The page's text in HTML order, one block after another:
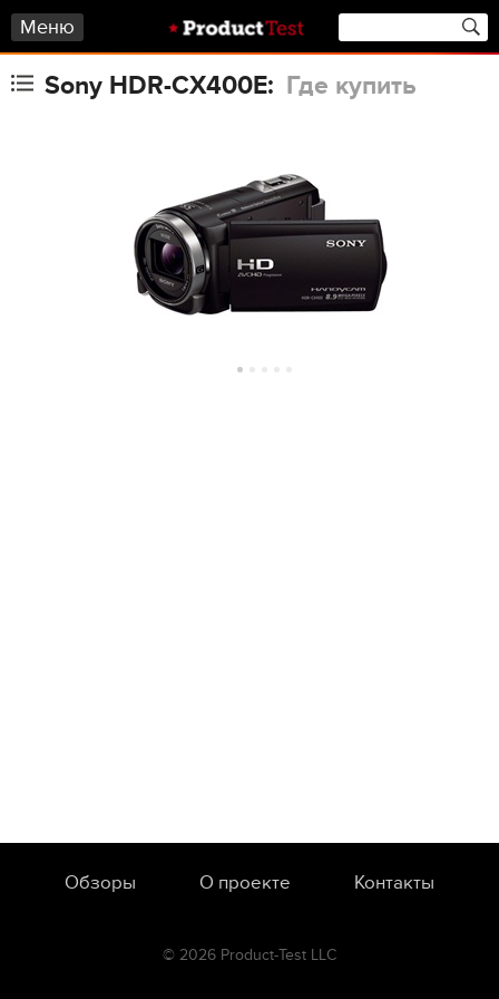
Меню
Sony HDR-CX400E: Где купить
Обзоры О проекте Контакты
© 2026 Product-Test LLC